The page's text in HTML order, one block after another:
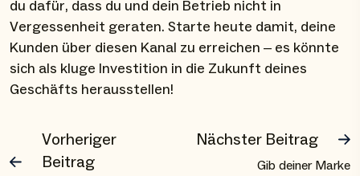
du dafür, dass du und dein Betrieb nicht in
Vergessenheit geraten. Starte heute damit, deine
Kunden über diesen Kanal zu erreichen – es könnte
sich als kluge Investition in die Zukunft deines
Geschäfts herausstellen!
Vorheriger
Beitrag
Nächster Beitrag
Gib deiner Marke